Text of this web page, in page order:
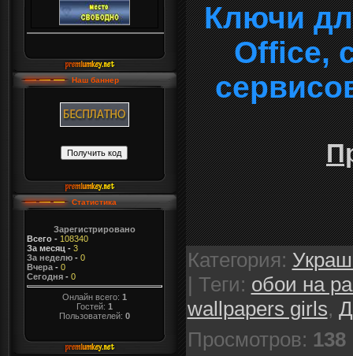
Наш баннер
Статистика
Зарегистрировано
Всего- 108340
За месяц - 3
За неделю- 0
Вчера- 0
Сегодня- 0
Онлайн всего: 1
Гостей: 1
Пользователей: 0
Ключи
Office,
Категория:
| Теги: обои на
wallpapers girls,
Просмотров: 138